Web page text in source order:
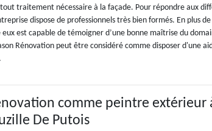
traitement nécessaire à la façade. Pour répondre aux
dispose de professionnels très bien formés. En plus
eux est capable de témoigner d’une bonne maîtrise du
Rénovation peut être considéré comme disposer d'une
comme peintre extérieur
De Putois